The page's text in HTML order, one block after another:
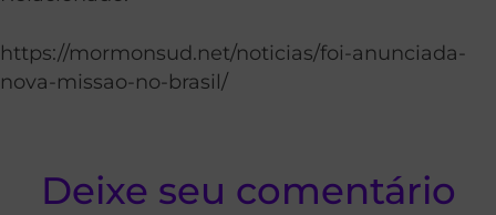
https://mormonsud.net/noticias/foi-anunciada-
nova-missao-no-brasil/
Deixe seu comentário